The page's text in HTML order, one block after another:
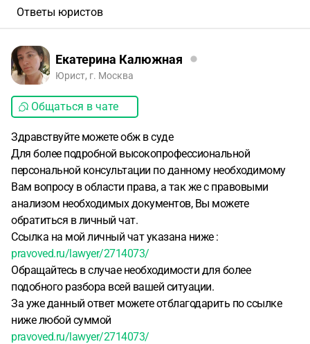
Ответы юристов
Екатерина Калюжная
Юрист, г. Москва
Общаться в чате
Здравствуйте можете обж в суде
Для более подробной высокопрофессиональной
персональной консультации по данному необходимому
Вам вопросу в области права, а так же с правовыми
анализом необходимых документов, Вы можете
обратиться в личный чат.
Ссылка на мой личный чат указана ниже :
pravoved.ru/lawyer/2714073/
Обращайтесь в случае необходимости для более
подобного разбора всей вашей ситуации.
За уже данный ответ можете отблагодарить по ссылке
ниже любой суммой
pravoved.ru/lawyer/2714073/